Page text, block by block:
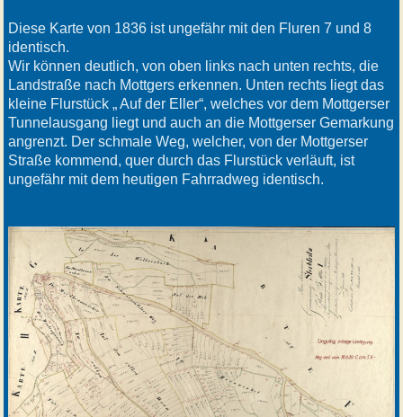
Diese Karte von 1836 ist ungefähr mit den Fluren 7 und 8
identisch.
Wir können deutlich, von oben links nach unten rechts, die
Landstraße nach Mottgers erkennen. Unten rechts liegt das
kleine Flurstück „ Auf der Eller“, welches vor dem Mottgerser
Tunnelausgang liegt und auch an die Mottgerser Gemarkung
angrenzt. Der schmale Weg, welcher, von der Mottgerser
Straße kommend, quer durch das Flurstück verläuft, ist
ungefähr mit dem heutigen Fahrradweg identisch.